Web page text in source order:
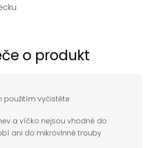
o produkt
použitím vyčistěte
a víčko nejsou vhodné do
ani do mikrovlnné trouby